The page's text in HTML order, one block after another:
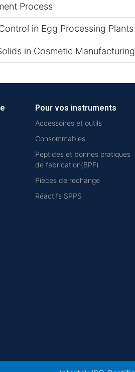
Process
in Egg Processing Plants
in Cosmetic Manufacturing
Pour vos instruments
Accessoires et outils
Consommables
Peptides et bonnes pratiques
de fabrication(BPF)
Pièces de rechange
Réactifs SPPS